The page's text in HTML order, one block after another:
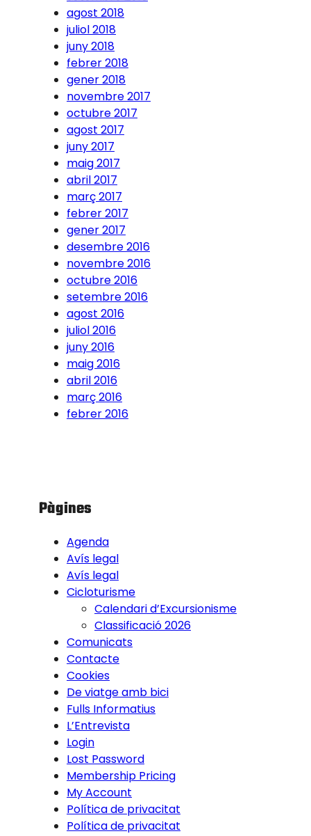
agost 2018
juliol 2018
juny 2018
febrer 2018
gener 2018
novembre 2017
octubre 2017
agost 2017
juny 2017
maig 2017
abril 2017
març 2017
febrer 2017
gener 2017
desembre 2016
novembre 2016
octubre 2016
setembre 2016
agost 2016
juliol 2016
juny 2016
maig 2016
abril 2016
març 2016
febrer 2016
Pàgines
Agenda
Avís legal
Avís legal
Cicloturisme
Calendari d’Excursionisme
Classificació 2026
Comunicats
Contacte
Cookies
De viatge amb bici
Fulls Informatius
L’Entrevista
Login
Lost Password
Membership Pricing
My Account
Política de privacitat
Política de privacitat